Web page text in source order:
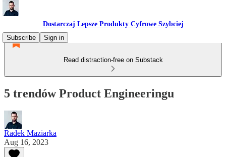
Dostarczaj Lepsze Produkty Cyfrowe Szybciej
Subscribe
Sign in
Read distraction-free on Substack
5 trendów Product Engineeringu
Radek Maziarka
Aug 16, 2023